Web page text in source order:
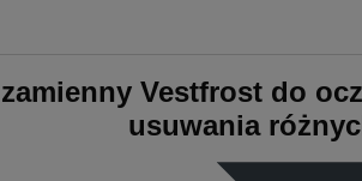
Vestfrost do
usuwania